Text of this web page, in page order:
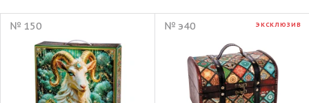
№ 150 № э40 ЭКСКЛЮЗИВ